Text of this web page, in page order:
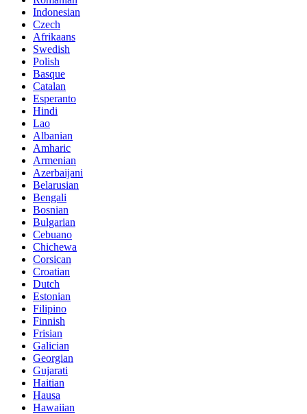
Indonesian
Czech
Afrikaans
Swedish
Polish
Basque
Catalan
Esperanto
Hindi
Lao
Albanian
Amharic
Armenian
Azerbaijani
Belarusian
Bengali
Bosnian
Bulgarian
Cebuano
Chichewa
Corsican
Croatian
Dutch
Estonian
Filipino
Finnish
Frisian
Galician
Georgian
Gujarati
Haitian
Hausa
Hawaiian